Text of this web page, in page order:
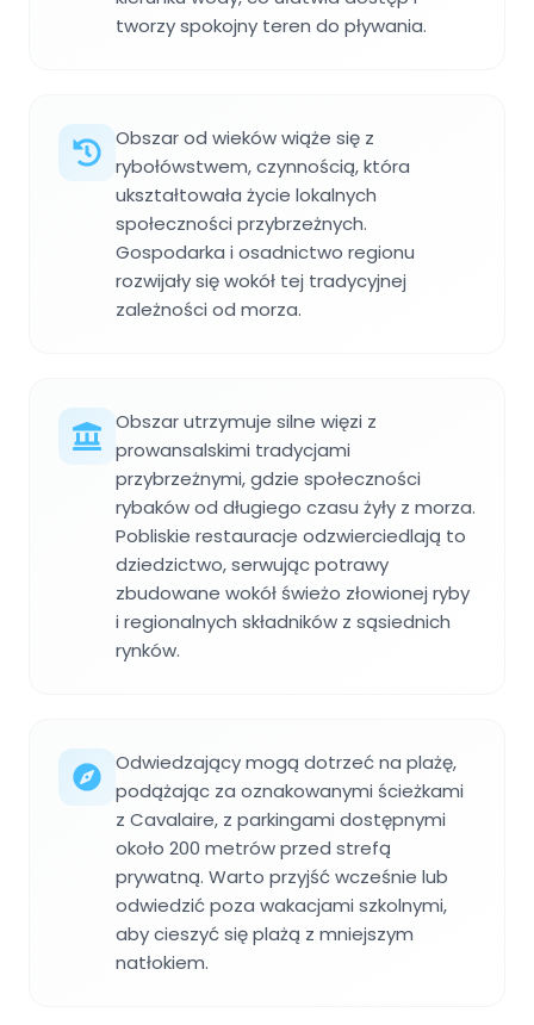
tworzy spokojny teren do pływania.
Obszar od wieków wiąże się z
rybołówstwem, czynnością, która
ukształtowała życie lokalnych
społeczności przybrzeżnych.
Gospodarka i osadnictwo regionu
rozwijały się wokół tej tradycyjnej
zależności od morza.
Obszar utrzymuje silne więzi z
prowansalskimi tradycjami
przybrzeżnymi, gdzie społeczności
rybaków od długiego czasu żyły z morza.
Pobliskie restauracje odzwierciedlają to
dziedzictwo, serwując potrawy
zbudowane wokół świeżo złowionej ryby
i regionalnych składników z sąsiednich
rynków.
Odwiedzający mogą dotrzeć na plażę,
podążając za oznakowanymi ścieżkami
z Cavalaire, z parkingami dostępnymi
około 200 metrów przed strefą
prywatną. Warto przyjść wcześnie lub
odwiedzić poza wakacjami szkolnymi,
aby cieszyć się plażą z mniejszym
natłokiem.